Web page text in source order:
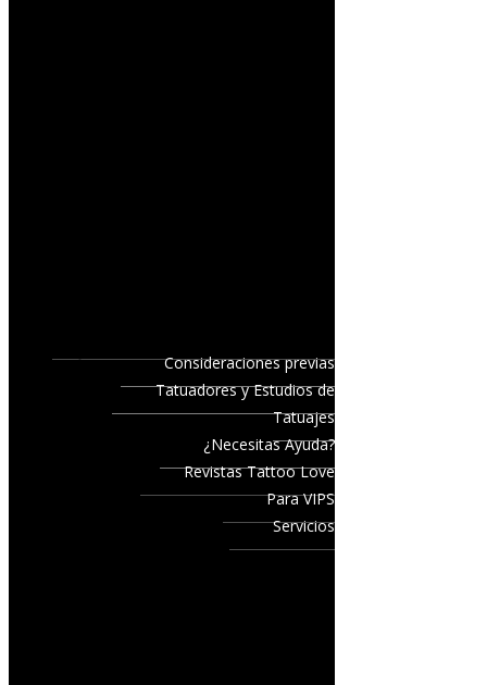
Consideraciones previas
Tatuadores y Estudios de
Tatuajes
¿Necesitas Ayuda?
Revistas Tattoo Love
Para VIPS
Servicios